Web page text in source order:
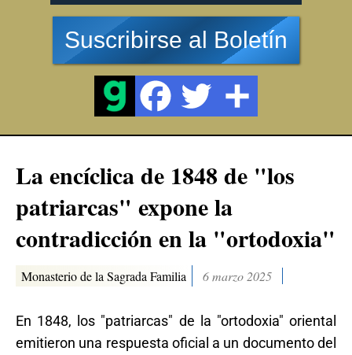
Suscribirse al Boletín
La encíclica de 1848 de "los
patriarcas" expone la
contradicción en la "ortodoxia"
Monasterio de la Sagrada Familia 6 marzo 2025
En 1848, los "patriarcas" de la "ortodoxia" oriental
emitieron una respuesta oficial a un documento del